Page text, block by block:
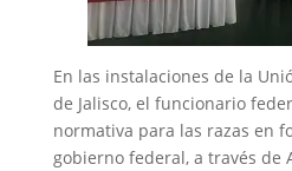
En las instalaciones de la
de Jalisco, el funcionario
normativa para las razas en
gobierno federal, a través de